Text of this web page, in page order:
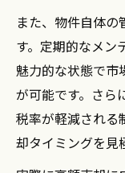
実際に
を知ろう
売却前
理手順
ワンル
分析とは
損失回避へ
また、物件自体
す。定期的なメン
魅力的な状態で市
が可能です。さら
税率が軽減される
却タイミングを見